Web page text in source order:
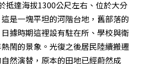
抵達海拔1300公尺左右、位於大分
是一塊平坦的河階台地，舊部落的
據時期這裡設有駐在所、學校與衛
鬧的景象。光復之後居民陸續搬遷
然演替，原本的田地已經蔚然成